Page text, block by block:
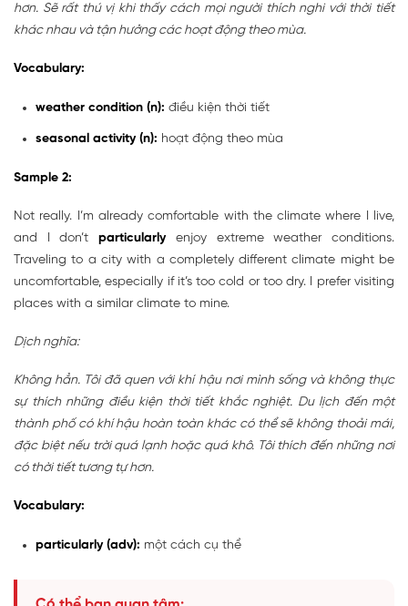
hơn. Sẽ rất thú vị khi thấy cách mọi người thích nghi với thời tiết
khác nhau và tận hưởng các hoạt động theo mùa.
Vocabulary:
weather condition (n): điều kiện thời tiết
seasonal activity (n): hoạt động theo mùa
Sample 2:
Not really. I’m already comfortable with the climate where I live,
and I don’tparticularlyenjoy extreme weather conditions.
Traveling to a city with a completely different climate might be
uncomfortable, especially if it’s too cold or too dry. I prefer visiting
places with a similar climate to mine.
Dịch nghĩa:
Không hẳn. Tôi đã quen với khí hậu nơi mình sống và không thực
sự thích những điều kiện thời tiết khắc nghiệt. Du lịch đến một
thành phố có khí hậu hoàn toàn khác có thể sẽ không thoải mái,
đặc biệt nếu trời quá lạnh hoặc quá khô. Tôi thích đến những nơi
có thời tiết tương tự hơn.
Vocabulary:
particularly (adv): một cách cụ thể